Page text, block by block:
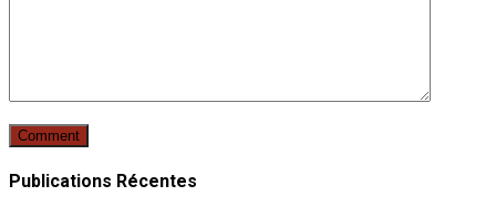
Publications Récentes